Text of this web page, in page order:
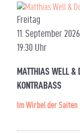
Freitag
11. September 2026
19:30 Uhr
MATTHIAS WELL &
KONTRABASS
Im Wirbel der Saiten